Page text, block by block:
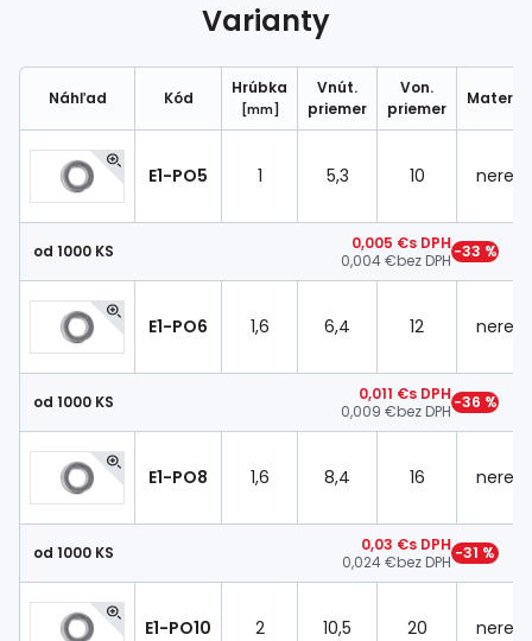
Varianty
Náhľad Kód
Hrúbka
[mm]
Vnút.
priemer
Von.
priemer
Materiál
E1-PO5 1 5,3 10 nerez
od 1000 KS 0,005 €s DPH
0,004 €bez DPH−33 %
E1-PO6 1,6 6,4 12 nerez
od 1000 KS 0,011 €s DPH
0,009 €bez DPH−36 %
E1-PO8 1,6 8,4 16 nerez
od 1000 KS 0,03 €s DPH
0,024 €bez DPH −31 %
E1-PO10 2 10,5 20 nerez